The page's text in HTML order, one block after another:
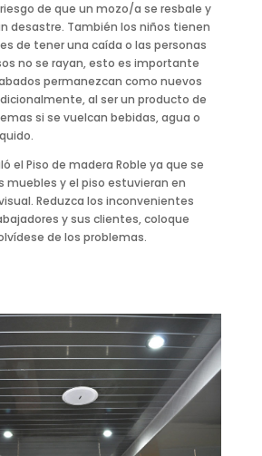
de que un mozo/a se resbale y
desastre. También los niños tienen
de tener una caída o las personas
no se rayan, esto es importante
permanezcan como nuevos
al ser un producto de
si se vuelcan bebidas, agua o
el Piso de madera Roble ya que se
muebles y el piso estuvieran en
Reduzca los inconvenientes
y sus clientes, coloque
de los problemas.